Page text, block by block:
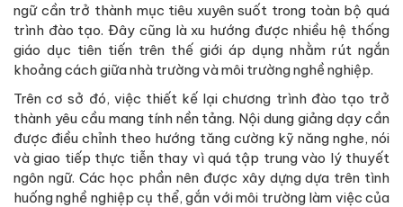
ngữ cần trở thành mục tiêu xuyên suốt trong toàn bộ quá
trình đào tạo. Đây cũng là xu hướng được nhiều hệ thống
giáo dục tiên tiến trên thế giới áp dụng nhằm rút ngắn
khoảng cách giữa nhà trường và môi trường nghề nghiệp.
Trên cơ sở đó, việc thiết kế lại chương trình đào tạo trở
thành yêu cầu mang tính nền tảng. Nội dung giảng dạy cần
được điều chỉnh theo hướng tăng cường kỹ năng nghe, nói
và giao tiếp thực tiễn thay vì quá tập trung vào lý thuyết
ngôn ngữ. Các học phần nên được xây dựng dựa trên tình
huống nghề nghiệp cụ thể, gắn với môi trường làm việc của